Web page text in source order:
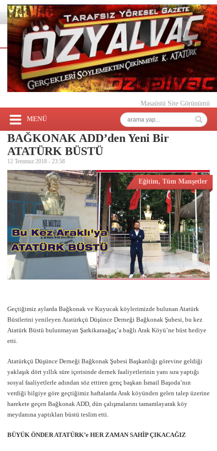
Masaüstü Site Görünümü
MENÜ
BAĞKONAK ADD’den Yeni Bir
ATATÜRK BÜSTÜ
12 Temmuz 2018 - 23:58
Eğitim, Tüm Manşetler
Geçtiğimiz aylarda Bağkonak ve Kuyucak köylerimizde bulunan Atatürk
Büstlerini yenileyen Atatürkçü Düşünce Derneği Bağkonak Şubesi, bu kez
Atatürk Büstü bulunmayan Şarkikaraağaç’a bağlı Arak Köyü’ne büst hediye
etti.
Atatürkçü Düşünce Derneği Bağkonak Şubesi Başkanlığı görevine geldiği
yaklaşık dört yıllık süre içerisinde dernek faaliyetlerinin yanı sıra yaptığı
sosyal faaliyetlerle adından söz ettiren genç başkan İsmail Başoda’nın
verdiği bilgiye göre geçtiğimiz haftalarda Arak köyünden gelen talep üzerine
harekete geçen Bağkonak ADD, dün çalışmalarını tamamlayarak köy
meydanına yaptıkları büstü teslim etti.
BÜYÜK ÖNDER ATATÜRK’e HER ZAMAN SAHİP ÇIKACAĞIZ